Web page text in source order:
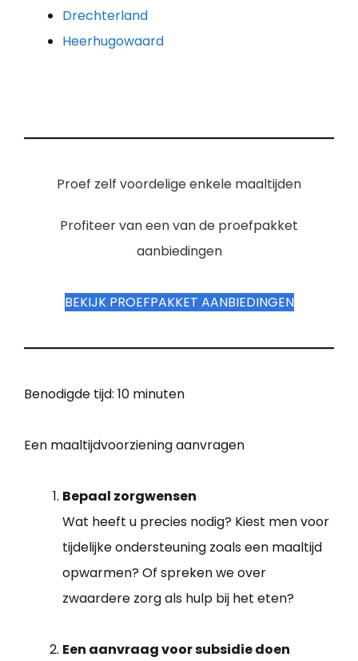
Drechterland
Heerhugowaard
Proef zelf voordelige enkele maaltijden
Profiteer van een van de proefpakket
aanbiedingen
BEKIJK PROEFPAKKET AANBIEDINGEN
Benodigde tijd: 10 minuten
Een maaltijdvoorziening aanvragen
Bepaal zorgwensen
Wat heeft u precies nodig? Kiest men voor
tijdelijke ondersteuning zoals een maaltijd
opwarmen? Of spreken we over
zwaardere zorg als hulp bij het eten?
Een aanvraag voor subsidie doen